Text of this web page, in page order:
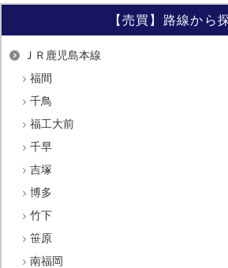
【売買】路線から
ＪＲ鹿児島本線
福間
千鳥
福工大前
千早
吉塚
博多
竹下
笹原
南福岡